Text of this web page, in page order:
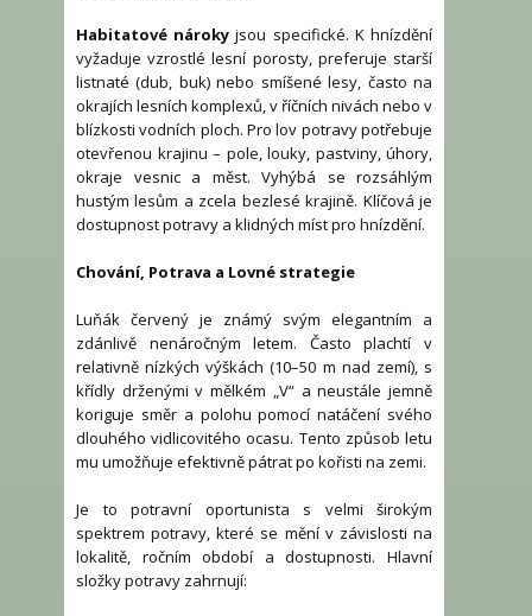
Habitatové nároky jsou specifické. K hnízdění
vyžaduje vzrostlé lesní porosty, preferuje starší
listnaté (dub, buk) nebo smíšené lesy, často na
okrajích lesních komplexů, v říčních nivách nebo v
blízkosti vodních ploch. Pro lov potravy potřebuje
otevřenou krajinu – pole, louky, pastviny, úhory,
okraje vesnic a měst. Vyhýbá se rozsáhlým
hustým lesům a zcela bezlesé krajině. Klíčová je
dostupnost potravy a klidných míst pro hnízdění.
Chování, Potrava a Lovné strategie
Luňák červený je známý svým elegantním a
zdánlivě nenáročným letem. Často plachtí v
relativně nízkých výškách (10–50 m nad zemí), s
křídly drženými v mělkém „V“ a neustále jemně
koriguje směr a polohu pomocí natáčení svého
dlouhého vidlicovitého ocasu. Tento způsob letu
mu umožňuje efektivně pátrat po kořisti na zemi.
Je to potravní oportunista s velmi širokým
spektrem potravy, které se mění v závislosti na
lokalitě, ročním období a dostupnosti. Hlavní
složky potravy zahrnují: